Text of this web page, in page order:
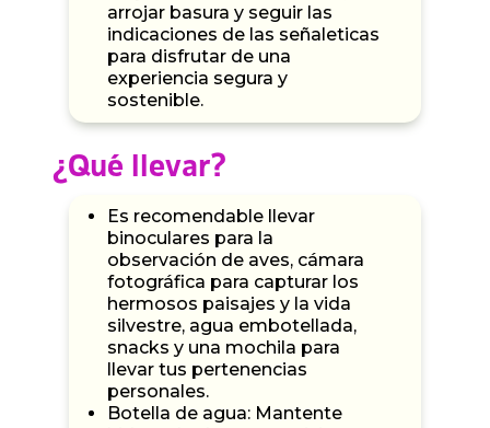
arrojar basura y seguir las
indicaciones de las señaleticas
para disfrutar de una
experiencia segura y
sostenible.
¿Qué llevar?
Es recomendable llevar
binoculares para la
observación de aves, cámara
fotográfica para capturar los
hermosos paisajes y la vida
silvestre, agua embotellada,
snacks y una mochila para
llevar tus pertenencias
personales.
Botella de agua: Mantente